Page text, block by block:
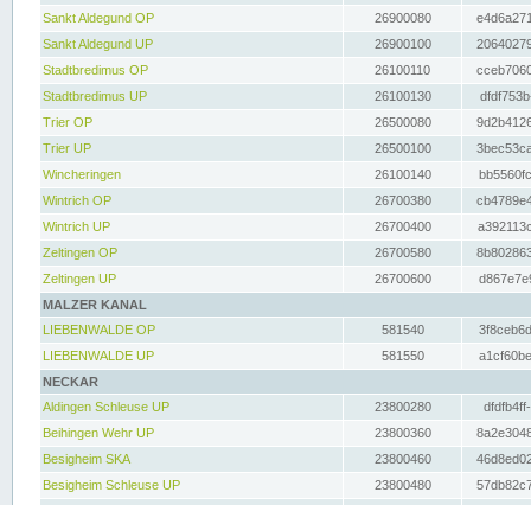
Sankt Aldegund OP
26900080
Sankt Aldegund UP
26900100
Stadtbredimus OP
26100110
Stadtbredimus UP
26100130
Trier OP
26500080
Trier UP
26500100
Wincheringen
26100140
Wintrich OP
26700380
Wintrich UP
26700400
Zeltingen OP
26700580
Zeltingen UP
26700600
MALZER KANAL
LIEBENWALDE OP
581540
LIEBENWALDE UP
581550
NECKAR
Aldingen Schleuse UP
23800280
Beihingen Wehr UP
23800360
Besigheim SKA
23800460
Besigheim Schleuse UP
23800480